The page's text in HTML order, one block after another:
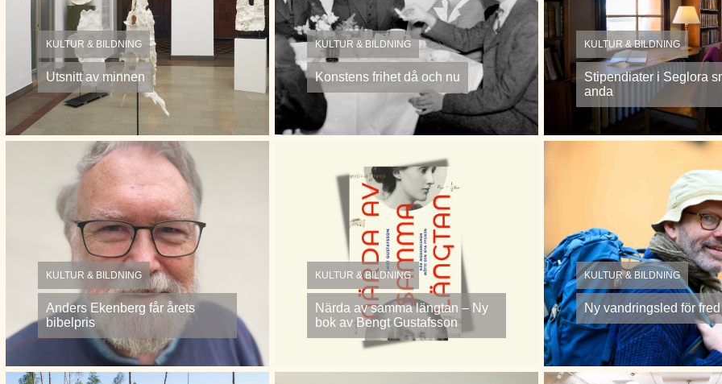
KULTUR & BILDNING
Utsnitt av minnen
KULTUR & BILDNING
Konstens frihet då och nu
KULTUR & BILDNING
Stipendiater i Seglora
anda
KULTUR & BILDNING
Anders Ekenberg får årets
bibelpris
KULTUR & BILDNING
Närda av samma längtan – Ny
bok av Bengt Gustafsson
KULTUR & BILDNING
Ny vandringsled för fred